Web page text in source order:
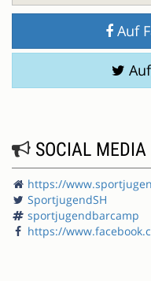
Auf
SOCIAL MEDIA
https://www.sportjugend-
SportjugendSH
sportjugendbarcamp
https://